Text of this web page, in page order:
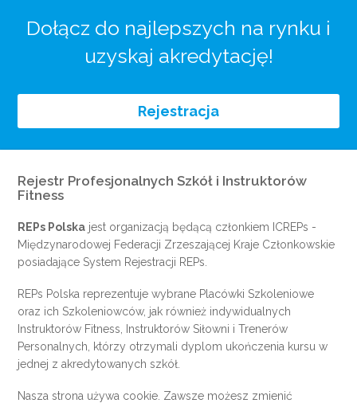
Dołącz do najlepszych na rynku i
uzyskaj akredytację!
Rejestracja
Rejestr Profesjonalnych Szkół i Instruktorów
Fitness
REPs Polska jest organizacją będącą członkiem ICREPs -
Międzynarodowej Federacji Zrzeszającej Kraje Członkowskie
posiadające System Rejestracji REPs.
REPs Polska reprezentuje wybrane Placówki Szkoleniowe
oraz ich Szkoleniowców, jak również indywidualnych
Instruktorów Fitness, Instruktorów Siłowni i Trenerów
Personalnych, którzy otrzymali dyplom ukończenia kursu w
jednej z akredytowanych szkół.
Nasza strona używa cookie. Zawsze możesz zmienić